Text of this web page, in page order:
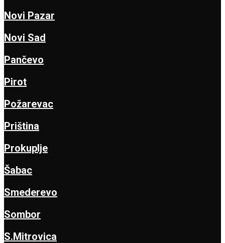
Novi Pazar
Novi Sad
Pančevo
Pirot
Požarevac
Priština
Prokuplje
Šabac
Smederevo
Sombor
S.Mitrovica